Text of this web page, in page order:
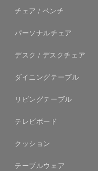
チェア / ベンチ
パーソナルチェア
デスク / デスクチェア
ダイニングテーブル
リビングテーブル
テレビボード
クッション
テーブルウェア